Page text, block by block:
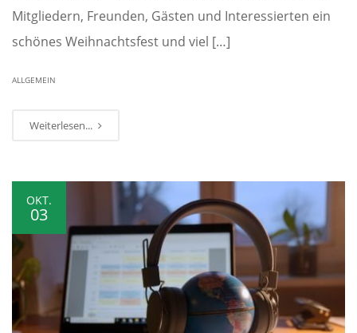
Mitgliedern, Freunden, Gästen und Interessierten ein
schönes Weihnachtsfest und viel […]
ALLGEMEIN
Weiterlesen...
OKT.
03